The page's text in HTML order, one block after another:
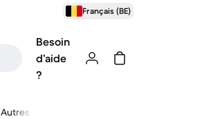
Français (BE)
Besoin
d’aide
?
Autres